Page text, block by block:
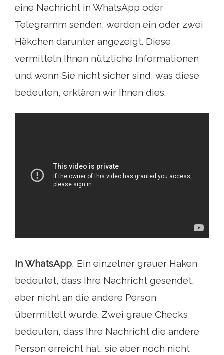
eine Nachricht in WhatsApp oder
Telegramm senden, werden ein oder zwei
Häkchen darunter angezeigt. Diese
vermitteln Ihnen nützliche Informationen
und wenn Sie nicht sicher sind, was diese
bedeuten, erklären wir Ihnen dies.
In WhatsApp, Ein einzelner grauer Haken
bedeutet, dass Ihre Nachricht gesendet,
aber nicht an die andere Person
übermittelt wurde. Zwei graue Checks
bedeuten, dass Ihre Nachricht die andere
Person erreicht hat, sie aber noch nicht